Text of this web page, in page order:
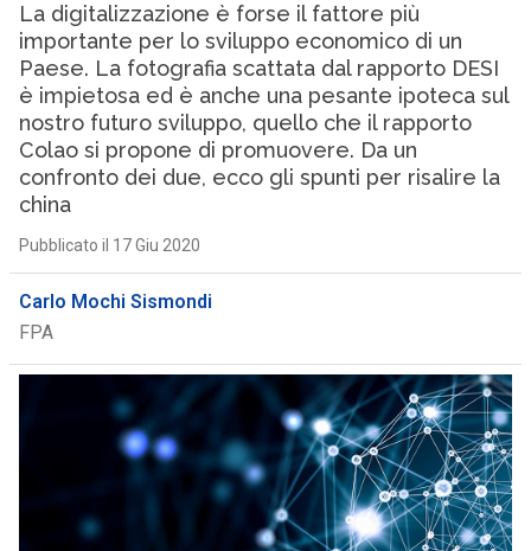
La digitalizzazione è forse il fattore più
importante per lo sviluppo economico di un
Paese. La fotografia scattata dal rapporto DESI
è impietosa ed è anche una pesante ipoteca sul
nostro futuro sviluppo, quello che il rapporto
Colao si propone di promuovere. Da un
confronto dei due, ecco gli spunti per risalire la
china
Pubblicato il 17 Giu 2020
Carlo Mochi Sismondi
FPA